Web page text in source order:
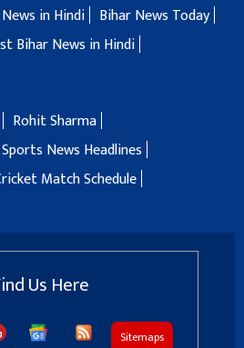
in Hindi
Bihar News Today
Bihar News in Hindi
Rohit Sharma
Sports News Headlines
Match Schedule
Us Here
Sitemaps